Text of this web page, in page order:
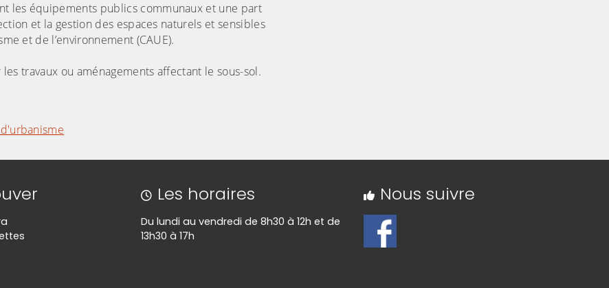
les équipements publics communaux et une part
et la gestion des espaces naturels et sensibles
et de l’environnement (CAUE).
travaux ou aménagements affectant le sous-sol.
Les horaires
Du lundi au vendredi de 8h30 à 12h et de
13h30 à 17h
Nous suivre